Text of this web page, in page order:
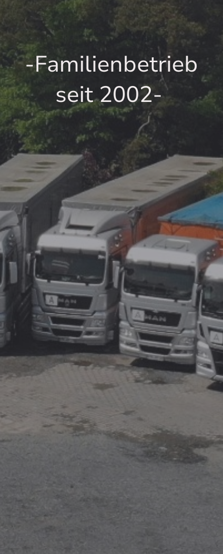
-Familienbetrieb
seit 2002-